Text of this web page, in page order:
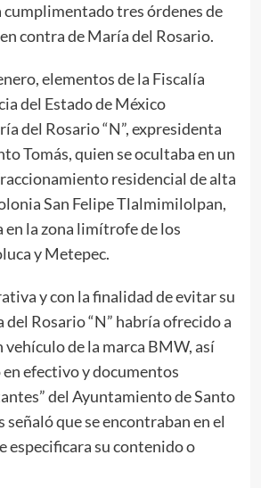
cumplimentado tres órdenes de
contra de María del Rosario.
elementos de la Fiscalía
del Estado de México
del Rosario “N”, expresidenta
Tomás, quien se ocultaba en un
residencial de alta
San Felipe Tlalmimilolpan,
en la zona limítrofe de los
y Metepec.
y con la finalidad de evitar su
Rosario “N” habría ofrecido a
vehículo de la marca BMW, así
efectivo y documentos
del Ayuntamiento de Santo
señaló que se encontraban en el
especificara su contenido o